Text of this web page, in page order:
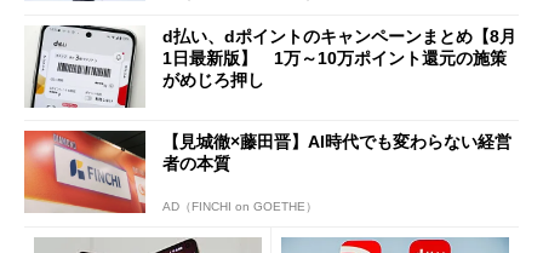
d払い、dポイントのキャンペーンまとめ【8月
1日最新版】 1万～10万ポイント還元の施策
がめじろ押し
【見城徹×藤田晋】AI時代でも変わらない経営
者の本質
AD（FINCHI on GOETHE）